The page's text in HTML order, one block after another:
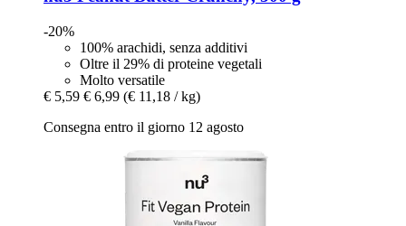
-20%
100% arachidi, senza additivi
Oltre il 29% di proteine vegetali
Molto versatile
€ 5,59 € 6,99 (€ 11,18 / kg)
Consegna entro il giorno 12 agosto